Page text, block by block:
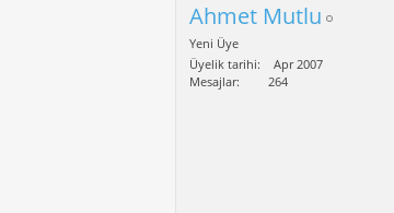
Ahmet Mutlu
Yeni Üye
Üyelik tarihi
Apr 2007
Mesajlar
264